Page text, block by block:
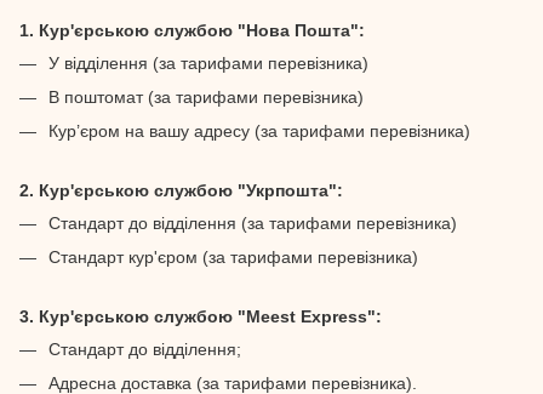
1. Кур'єрською службою "Нова Пошта":
У відділення (за тарифами перевізника)
В поштомат (за тарифами перевізника)
Кур’єром на вашу адресу (за тарифами перевізника)
2. Кур'єрською службою "Укрпошта":
Стандарт до відділення (за тарифами перевізника)
Стандарт кур'єром (за тарифами перевізника)
3. Кур'єрською службою "Meest Express":
Стандарт до відділення;
Адресна доставка (за тарифами перевізника).